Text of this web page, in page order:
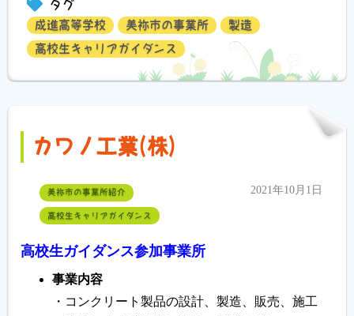
タグ
成進高等学校 美祢市の事業所
製造
高校生キャリアガイダンス
カワノ工業(株)
美祢市の事業所紹介
高校生キャリアガイダンス
2021年10月1日
高校生ガイダンス参加事業所
事業内容
・コンクリート製品の設計、製造、販売、施工